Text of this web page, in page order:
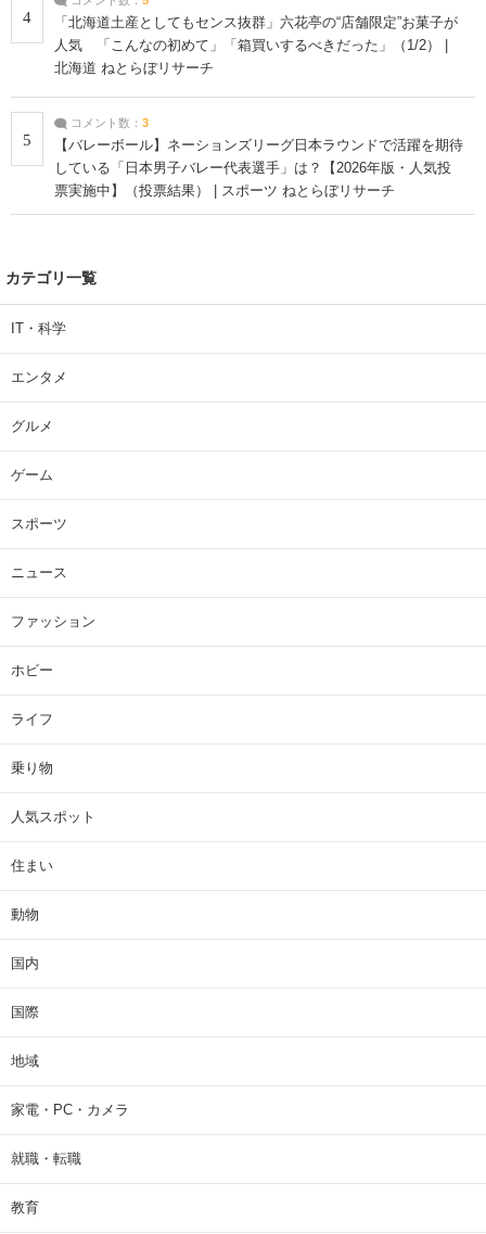
4
「北海道土産としてもセンス抜群」六花亭の“店舗限定”お菓子が
人気 「こんなの初めて」「箱買いするべきだった」（1/2） |
北海道 ねとらぼリサーチ
5
コメント数： 3
【バレーボール】ネーションズリーグ日本ラウンドで活躍を期待
している「日本男子バレー代表選手」は？【2026年版・人気投
票実施中】（投票結果） | スポーツ ねとらぼリサーチ
カテゴリ一覧
IT・科学
エンタメ
グルメ
ゲーム
スポーツ
ニュース
ファッション
ホビー
ライフ
乗り物
人気スポット
住まい
動物
国内
国際
地域
家電・PC・カメラ
就職・転職
教育